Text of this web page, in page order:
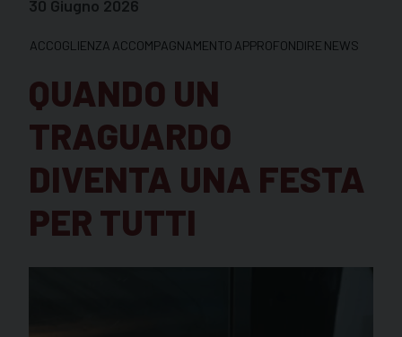
30 Giugno 2026
ACCOGLIENZA ACCOMPAGNAMENTO APPROFONDIRE NEWS
QUANDO UN
TRAGUARDO
DIVENTA UNA FESTA
PER TUTTI